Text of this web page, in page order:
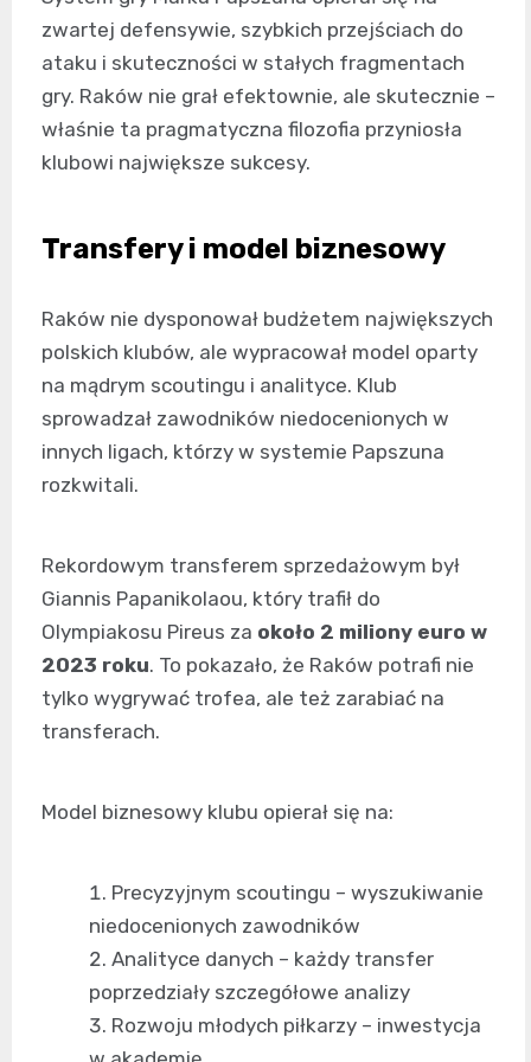
zwartej defensywie, szybkich przejściach do
ataku i skuteczności w stałych fragmentach
gry. Raków nie grał efektownie, ale skutecznie –
właśnie ta pragmatyczna filozofia przyniosła
klubowi największe sukcesy.
Transfery i model biznesowy
Raków nie dysponował budżetem największych
polskich klubów, ale wypracował model oparty
na mądrym scoutingu i analityce. Klub
sprowadzał zawodników niedocenionych w
innych ligach, którzy w systemie Papszuna
rozkwitali.
Rekordowym transferem sprzedażowym był
Giannis Papanikolaou, który trafił do
Olympiakosu Pireus za około 2 miliony euro w
2023 roku. To pokazało, że Raków potrafi nie
tylko wygrywać trofea, ale też zarabiać na
transferach.
Model biznesowy klubu opierał się na:
Precyzyjnym scoutingu – wyszukiwanie
niedocenionych zawodników
Analityce danych – każdy transfer
poprzedziały szczegółowe analizy
Rozwoju młodych piłkarzy – inwestycja